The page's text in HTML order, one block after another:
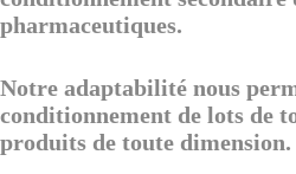
pharmaceutiques.
Notre adaptabilité nous
conditionnement de lots de
produits de toute dimension.